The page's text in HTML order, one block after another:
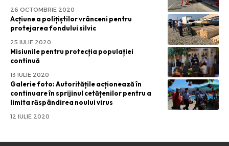
26 OCTOMBRIE 2020
Acțiune a polițiștilor vrânceni pentru
protejarea fondului silvic
25 IULIE 2020
Misiunile pentru protecția populației
continuă
13 IULIE 2020
Galerie foto: Autoritățile acționează în
continuare în sprijinul cetățenilor pentru a
limita răspândirea noului virus
12 IULIE 2020